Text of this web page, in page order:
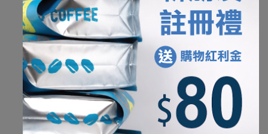
因此，可能會和在家沖煮的環境稍微不一樣，
不同的水質、研磨工具以及個人喜好的沖煮參數，
能夠帶出一款咖啡各種不同的樣貌，
也是手沖咖啡的有趣之處。
杯測水質: 純水再礦化(TDS約10ppm)
杯測磨豆機: Ditting 804 Labsweet